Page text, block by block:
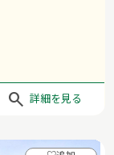
詳細を見る